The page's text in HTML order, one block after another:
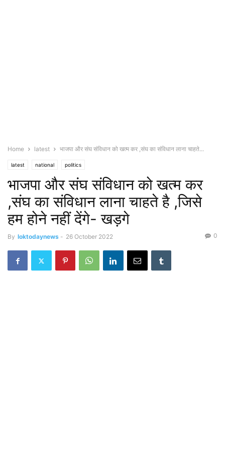
Home latest भाजपा और संघ संविधान को खत्म कर ,संघ का संविधान लाना चाहते...
latest national politics
भाजपा और संघ संविधान को खत्म कर
,संघ का संविधान लाना चाहते है ,जिसे
हम होने नहीं देंगे- खड़गे
By loktodaynews - 26 October 2022 0